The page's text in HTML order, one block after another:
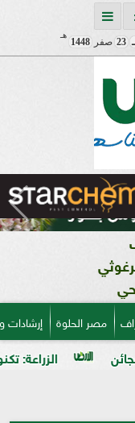
23 صفر 1448
هـ
مصر الحلوة
الزراعة: تكنولوجيا الأغذية يؤهل 90 طالبًا من جامعة